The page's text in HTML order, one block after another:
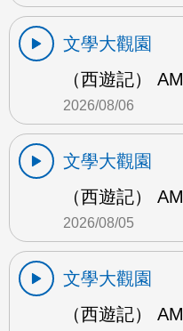
文學大觀園
（西遊記） AM
2026/08/06
文學大觀園
（西遊記） AM
2026/08/05
文學大觀園
（西遊記） AM